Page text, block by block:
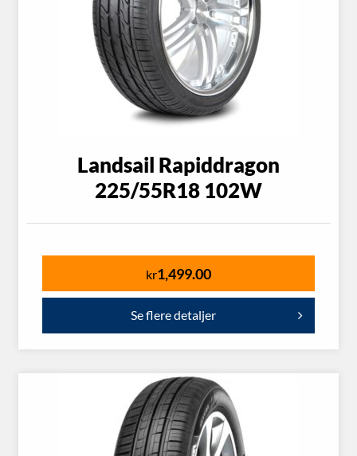
Landsail Rapiddragon
225/55R18 102W
kr1,499.00
Se flere detaljer